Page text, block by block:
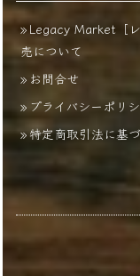
Legacy Market［
売について
お問合せ
プライバシーポリ
特定商取引法に基